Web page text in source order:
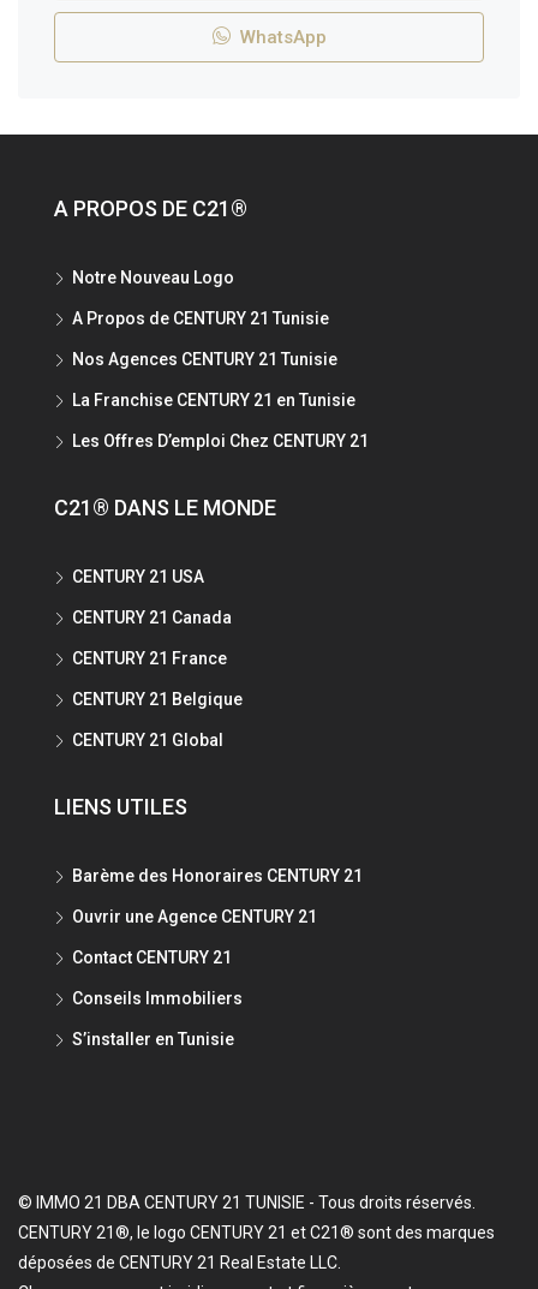
WhatsApp
A PROPOS DE C21®
Notre Nouveau Logo
A Propos de CENTURY 21 Tunisie
Nos Agences CENTURY 21 Tunisie
La Franchise CENTURY 21 en Tunisie
Les Offres D’emploi Chez CENTURY 21
C21® DANS LE MONDE
CENTURY 21 USA
CENTURY 21 Canada
CENTURY 21 France
CENTURY 21 Belgique
CENTURY 21 Global
LIENS UTILES
Barème des Honoraires CENTURY 21
Ouvrir une Agence CENTURY 21
Contact CENTURY 21
Conseils Immobiliers
S’installer en Tunisie
© IMMO 21 DBA CENTURY 21 TUNISIE - Tous droits réservés.
CENTURY 21®, le logo CENTURY 21 et C21® sont des marques
déposées de CENTURY 21 Real Estate LLC.